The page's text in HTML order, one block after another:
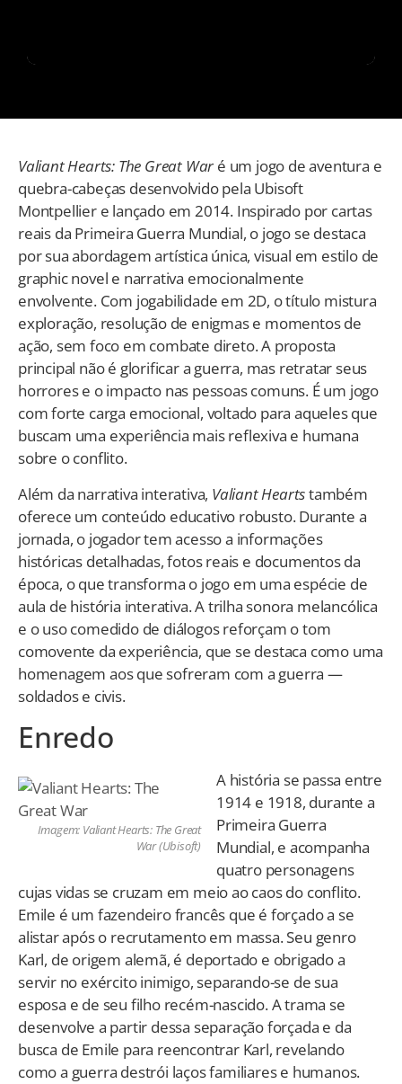
Valiant Hearts: The Great Waré um jogo de aventura e
quebra-cabeças desenvolvido pela Ubisoft
Montpellier e lançado em 2014. Inspirado por cartas
reais da Primeira Guerra Mundial, o jogo se destaca
por sua abordagem artística única, visual em estilo de
graphic novel e narrativa emocionalmente
envolvente. Com jogabilidade em 2D, o título mistura
exploração, resolução de enigmas e momentos de
ação, sem foco em combate direto. A proposta
principal não é glorificar a guerra, mas retratar seus
horrores e o impacto nas pessoas comuns. É um jogo
com forte carga emocional, voltado para aqueles que
buscam uma experiência mais reflexiva e humana
sobre o conflito.
Além da narrativa interativa, Valiant Heartstambém
oferece um conteúdo educativo robusto. Durante a
jornada, o jogador tem acesso a informações
históricas detalhadas, fotos reais e documentos da
época, o que transforma o jogo em uma espécie de
aula de história interativa. A trilha sonora melancólica
e o uso comedido de diálogos reforçam o tom
comovente da experiência, que se destaca como uma
homenagem aos que sofreram com a guerra —
soldados e civis.
Enredo
Imagem: Valiant Hearts: The Great
War (Ubisoft)
A história se passa entre
1914 e 1918, durante a
Primeira Guerra
Mundial, e acompanha
quatro personagens
cujas vidas se cruzam em meio ao caos do conflito.
Emile é um fazendeiro francês que é forçado a se
alistar após o recrutamento em massa. Seu genro
Karl, de origem alemã, é deportado e obrigado a
servir no exército inimigo, separando-se de sua
esposa e de seu filho recém-nascido. A trama se
desenvolve a partir dessa separação forçada e da
busca de Emile para reencontrar Karl, revelando
como a guerra destrói laços familiares e humanos.